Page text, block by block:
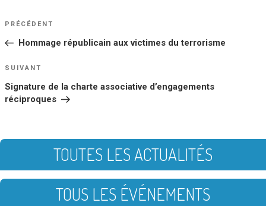
NAVIGATION
DE
Article
PRÉCÉDENT
Hommage républicain aux victimes du terrorisme
Article
SUIVANT
Signature de la charte associative d’engagements
réciproques
TOUTES LES ACTUALITÉS
TOUS LES ÉVÉNEMENTS